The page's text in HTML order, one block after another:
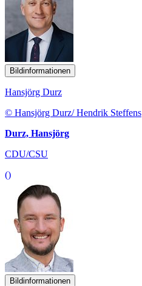
Bildinformationen
Hansjörg Durz
© Hansjörg Durz/ Hendrik Steffens
Durz, Hansjörg
CDU/CSU
()
Bildinformationen